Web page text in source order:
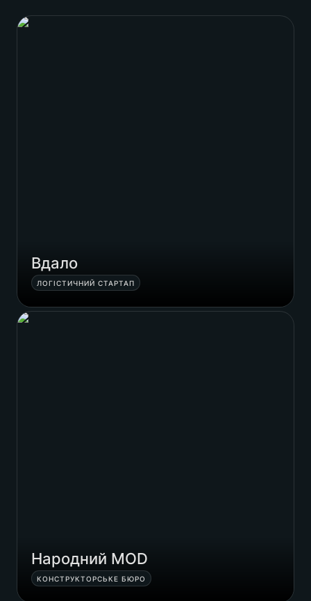
Вдало
Вдало
ЛОГІСТИЧНИЙ СТАРТАП
Народний MOD
Народний MOD
КОНСТРУКТОРСЬКЕ БЮРО